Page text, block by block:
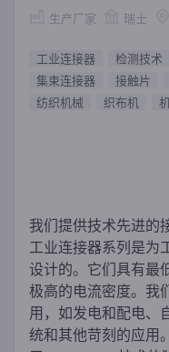
生产厂家 瑞士
工业连接器 检测技术
集束连接器
接触片
纺织机械
织布机
我们提供技术先进的
工业连接器系列是为
设计的。它们具有最
极高的电流密度。我
用，如发电和配电、
统和其他苛刻的应用